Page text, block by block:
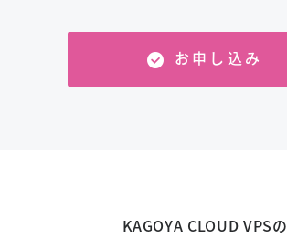
お申し込み
KAGOYA CLOUD VPSの